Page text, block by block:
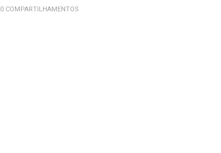
0 COMPARTILHAMENTOS